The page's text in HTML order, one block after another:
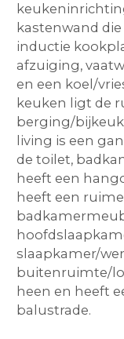
kastenwand
inductie
afzuiging,
en een koel/
keuken ligt de
berging/
living is een
de toilet,
heeft een
heeft een
slaapkamer/
buitenruimte/
heen en heeft
balustrade.